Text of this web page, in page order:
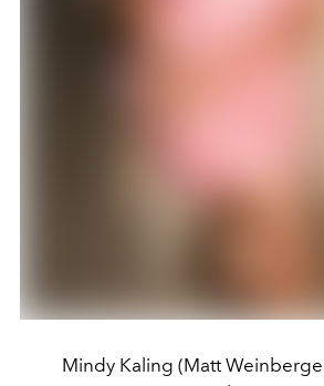
Mindy Kaling (Matt